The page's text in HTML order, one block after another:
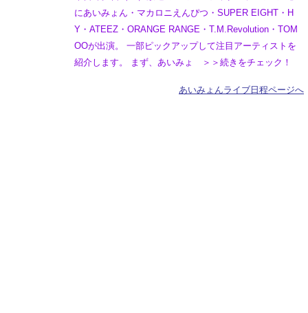
にあいみょん・マカロニえんぴつ・SUPER EIGHT・H
Y・ATEEZ・ORANGE RANGE・T.M.Revolution・TOM
OOが出演。 一部ピックアップして注目アーティストを
紹介します。 まず、あいみょ ＞＞続きをチェック！
あいみょんライブ日程ページへ